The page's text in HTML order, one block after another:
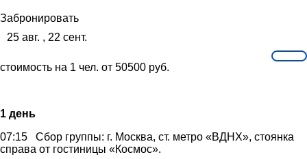
Забронировать
25 авг. , 22 сент.
стоимость на 1 чел. от 50500 руб.
1 день
07:15 Сбор группы: г. Москва, ст. метро «ВДНХ», стоянка
справа от гостиницы «Космос».